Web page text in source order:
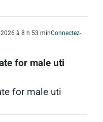
à 8 h 53 minConnectez-
for male uti
for male uti